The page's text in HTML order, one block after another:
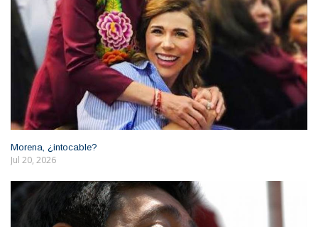
Morena, ¿intocable?
Jul 20, 2026